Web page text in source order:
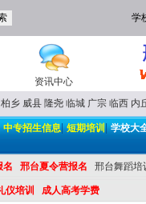
学
资讯中心
柏乡 威县 隆尧 临城 广宗 临西 内
中专招生信息|短期培训|学校大
名 邢台夏令营报名 邢台舞蹈培
仪培训 成人高考学费